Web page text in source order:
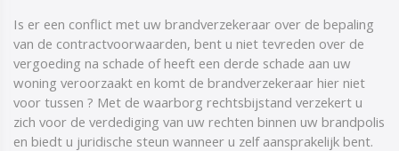
Is er een conflict met uw brandverzekeraar over de bepaling
van de contractvoorwaarden, bent u niet tevreden over de
vergoeding na schade of heeft een derde schade aan uw
woning veroorzaakt en komt de brandverzekeraar hier niet
voor tussen ? Met de waarborg rechtsbijstand verzekert u
zich voor de verdediging van uw rechten binnen uw brandpolis
en biedt u juridische steun wanneer u zelf aansprakelijk bent.